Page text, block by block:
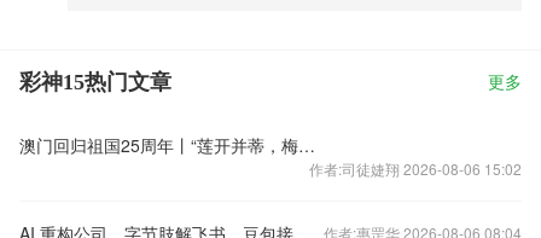
彩神15热门文章 更多
澳门回归祖国25周年丨“莲开并蒂，梅结同心——齐白石的艺术世界”艺术展澳门揭幕
作者:司徒婕翔 2026-08-06 15:02
AI 重构公司，字节肢解飞书，豆包接驳抖音 作者:惠罡华 2026-08-06 08:04